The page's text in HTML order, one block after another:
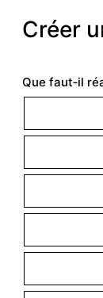
Créer
Que faut‑il